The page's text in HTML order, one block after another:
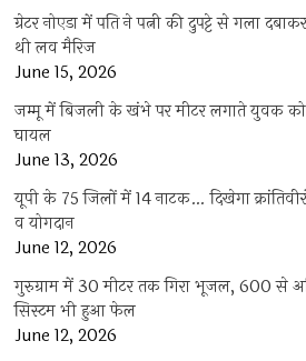
ग्रेटर नोएडा में पति ने पत्नी की दुपट्टे से गला
थी लव मैरिज
June 15, 2026
जम्मू में बिजली के खंभे पर मीटर लगाते युवक
घायल
June 13, 2026
यूपी के 75 जिलों में 14 नाटक… दिखेगा
व योगदान
June 12, 2026
गुरुग्राम में 30 मीटर तक गिरा भूजल, 600 से
सिस्टम भी हुआ फेल
June 12, 2026